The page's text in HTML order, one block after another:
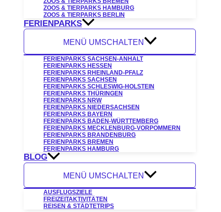
ZOOS & TIERPARKS HAMBURG
ZOOS & TIERPARKS BERLIN
FERIENPARKS
MENÜ UMSCHALTEN
FERIENPARKS SACHSEN-ANHALT
FERIENPARKS HESSEN
FERIENPARKS RHEINLAND-PFALZ
FERIENPARKS SACHSEN
FERIENPARKS SCHLESWIG-HOLSTEIN
FERIENPARKS THÜRINGEN
FERIENPARKS NRW
FERIENPARKS NIEDERSACHSEN
FERIENPARKS BAYERN
FERIENPARKS BADEN-WÜRTTEMBERG
FERIENPARKS MECKLENBURG-VORPOMMERN
FERIENPARKS BRANDENBURG
FERIENPARKS BREMEN
FERIENPARKS HAMBURG
BLOG
MENÜ UMSCHALTEN
AUSFLUGSZIELE
FREIZEITAKTIVITÄTEN
REISEN & STÄDTETRIPS